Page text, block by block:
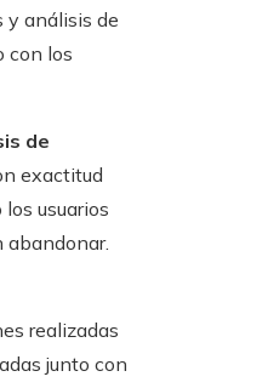
y análisis de
con los
de
exactitud
usuarios
abandonar.
realizadas
junto con